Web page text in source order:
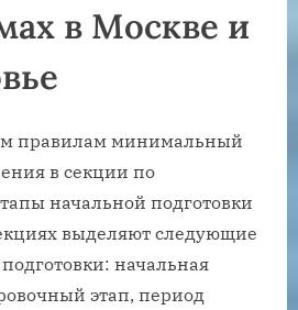
в Москве и
правилам минимальный
в секции по
начальной подготовки
выделяют следующие
начальная
этап, период